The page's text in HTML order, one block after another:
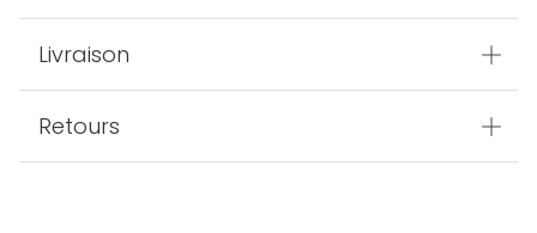
Livraison
Retours